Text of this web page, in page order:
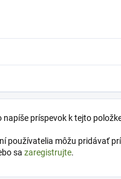
napíše príspevok k tejto
používatelia môžu pridávať
sa zaregistrujte.